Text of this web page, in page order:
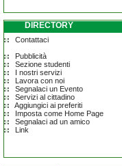
DIRECTORY
Contattaci
Pubblicità
Sezione studenti
I nostri servizi
Lavora con noi
Segnalaci un Evento
Servizi al cittadino
Aggiungici ai preferiti
Imposta come Home Page
Segnalaci ad un amico
Link